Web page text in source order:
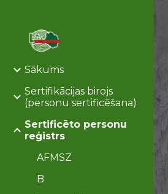
Sākums
Sertifikācijas birojs
(personu sertificēšana)
Sertificēto personu
reģistrs
AFMSZ
B